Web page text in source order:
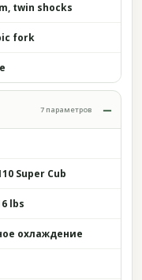
twin shocks
fork
7 параметров
Super Cub
lbs
охлаждение